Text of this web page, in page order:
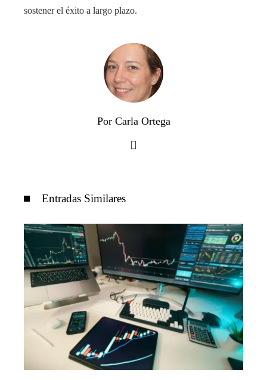
sostener el éxito a largo plazo.
Por Carla Ortega
Entradas Similares